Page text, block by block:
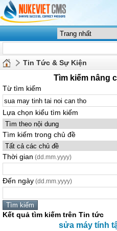
Tin Tức & Sự Kiện
Tìm kiếm nâng
Từ tìm kiếm
Lựa chọn kiểu tìm kiếm
Tìm kiếm trong chủ đề
Thời gian (dd.mm.yyyy)
Đến ngày (dd.mm.yyyy)
Kết quả tìm kiếm trên Tin tức
sửa máy tính